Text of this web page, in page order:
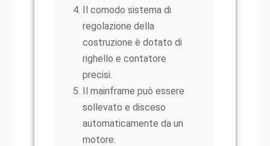
Il comodo sistema di
regolazione della
costruzione è dotato di
righello e contatore
precisi.
Il mainframe può essere
sollevato e disceso
automaticamente da un
motore.